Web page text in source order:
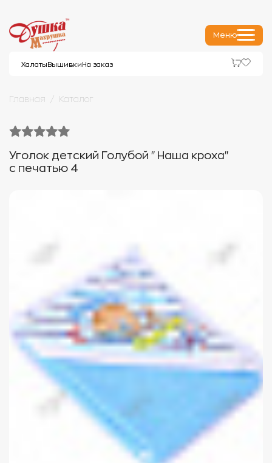
Меню
Халаты Вышивки На заказ
Главная Каталог
Уголок детский Голубой "Наша кроха"
с печатью 4